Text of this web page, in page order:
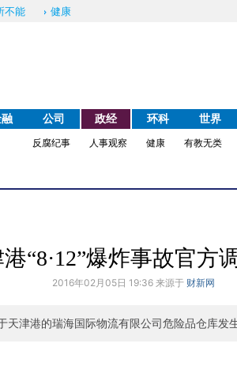
不能 健康
公司 政经 环科 世界
反腐纪事
人事观察 健康 有教无类
“8·12”爆炸事故官方
2016年02月05日 19:36 来源于 财新网
天津港的瑞海国际物流有限公司危险品仓库发